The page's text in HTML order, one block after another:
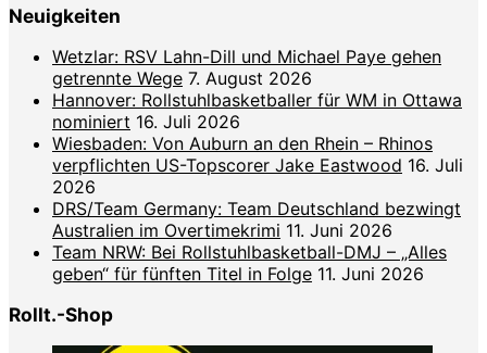
Neuigkeiten
Wetzlar: RSV Lahn-Dill und Michael Paye gehen
getrennte Wege 7. August 2026
Hannover: Rollstuhlbasketballer für WM in Ottawa
nominiert 16. Juli 2026
Wiesbaden: Von Auburn an den Rhein – Rhinos
verpflichten US-Topscorer Jake Eastwood 16. Juli
2026
DRS/Team Germany: Team Deutschland bezwingt
Australien im Overtimekrimi 11. Juni 2026
Team NRW: Bei Rollstuhlbasketball-DMJ – „Alles
geben“ für fünften Titel in Folge 11. Juni 2026
Rollt.-Shop